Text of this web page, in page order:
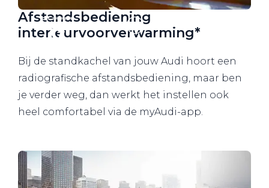
Afstandsbediening
interieurvoorverwarming*
Bij de standkachel van jouw Audi hoort een
radiografische afstandsbediening, maar ben
je verder weg, dan werkt het instellen ook
heel comfortabel via de myAudi-app.